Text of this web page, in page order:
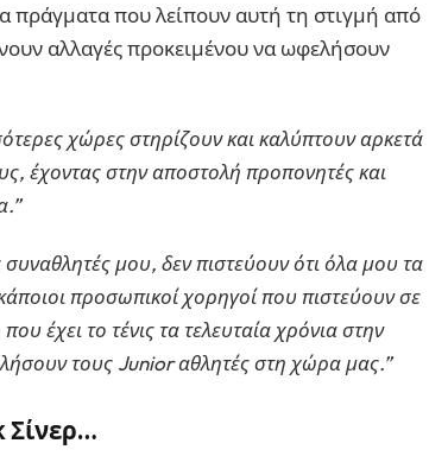
πράγματα που λείπουν αυτή τη στιγμή από
αλλαγές προκειμένου να ωφελήσουν
χώρες στηρίζουν και καλύπτουν αρκετά
έχοντας στην αποστολή προπονητές και
μου, δεν πιστεύουν ότι όλα μου τα
προσωπικοί χορηγοί που πιστεύουν σε
έχει το τένις τα τελευταία χρόνια στην
τους Junior αθλητές στη χώρα μας.”
Σίνερ…